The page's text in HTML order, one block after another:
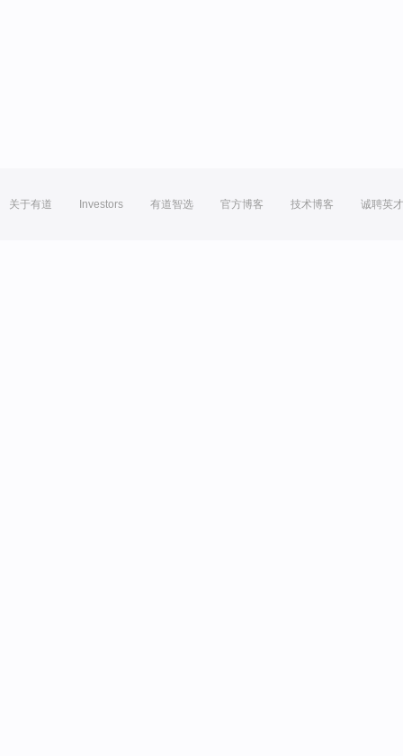
关于有道 Investors 有道智选 官方博客 技术博客 诚聘英才